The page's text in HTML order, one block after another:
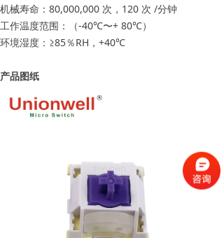
机械寿命：80,000,000 次，120 次 /分钟
工作温度范围：（-40℃〜+ 80℃）
环境湿度：≥85％RH，+40℃
产品图纸